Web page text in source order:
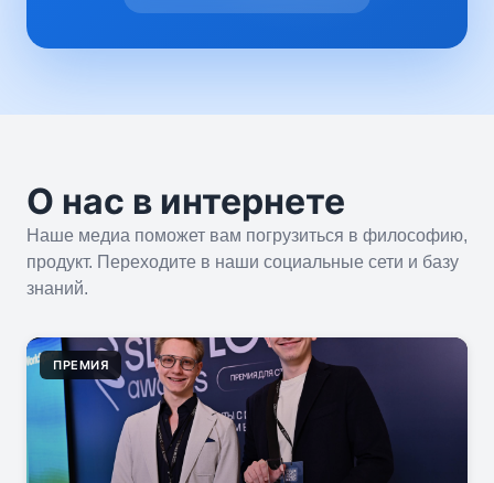
О нас в интернете
Наше медиа поможет вам погрузиться в философию,
продукт. Переходите в наши социальные сети и базу
знаний.
ПРЕМИЯ